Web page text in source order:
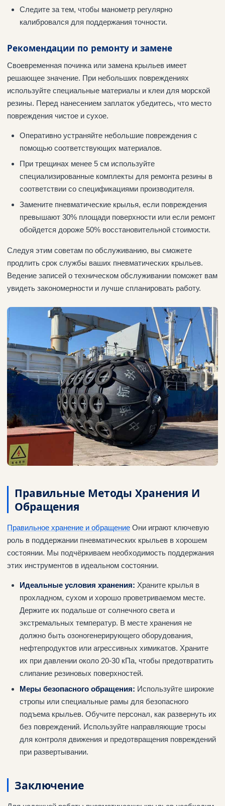
Следите за тем, чтобы манометр регулярно
калибровался для поддержания точности.
Рекомендации по ремонту и замене
Своевременная починка или замена крыльев имеет
решающее значение. При небольших повреждениях
используйте специальные материалы и клеи для морской
резины. Перед нанесением заплаток убедитесь, что место
повреждения чистое и сухое.
Оперативно устраняйте небольшие повреждения с
помощью соответствующих материалов.
При трещинах менее 5 см используйте
специализированные комплекты для ремонта резины в
соответствии со спецификациями производителя.
Замените пневматические крылья, если повреждения
превышают 30% площади поверхности или если ремонт
обойдется дороже 50% восстановительной стоимости.
Следуя этим советам по обслуживанию, вы сможете
продлить срок службы ваших пневматических крыльев.
Ведение записей о техническом обслуживании поможет вам
увидеть закономерности и лучше спланировать работу.
Правильные Методы Хранения И
Обращения
Правильное хранение и обращение Они играют ключевую
роль в поддержании пневматических крыльев в хорошем
состоянии. Мы подчёркиваем необходимость поддержания
этих инструментов в идеальном состоянии.
Идеальные условия хранения: Храните крылья в
прохладном, сухом и хорошо проветриваемом месте.
Держите их подальше от солнечного света и
экстремальных температур. В месте хранения не
должно быть озоногенерирующего оборудования,
нефтепродуктов или агрессивных химикатов. Храните
их при давлении около 20-30 кПа, чтобы предотвратить
слипание резиновых поверхностей.
Меры безопасного обращения: Используйте широкие
стропы или специальные рамы для безопасного
подъема крыльев. Обучите персонал, как развернуть их
без повреждений. Используйте направляющие тросы
для контроля движения и предотвращения повреждений
при развертывании.
Заключение